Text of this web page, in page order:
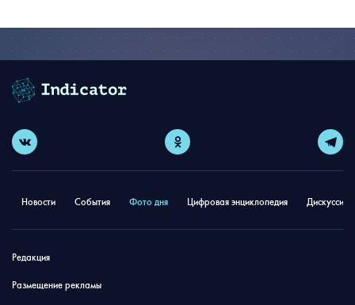
Новости События Фото дня Цифровая энциклопедия
Редакция
Размещение рекламы